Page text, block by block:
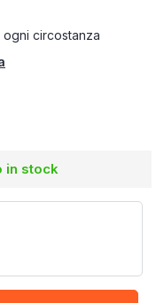
circostanza
in stock